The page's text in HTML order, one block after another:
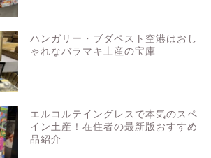
ハンガリー・ブダペスト空港はおし
ゃれなバラマキ土産の宝庫
エルコルテイングレスで本気のスペ
イン土産！在住者の最新版おすすめ
品紹介